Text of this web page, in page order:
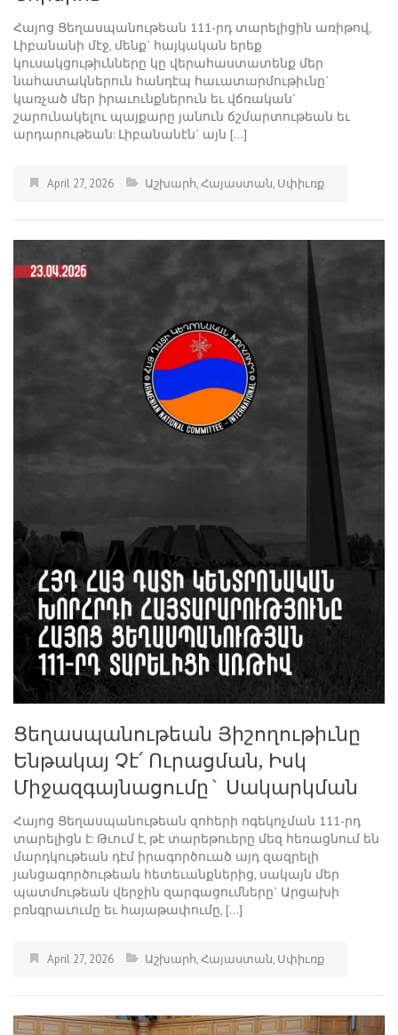
Հայոց Ցեղասպանութեան 111-րդ տարելիցին առիթով,
Լիբանանի մէջ, մենք` հայկական երեք
կուսակցութիւնները կը վերահաստատենք մեր
նահատակներուն հանդէպ հաւատարմութիւնը`
կառչած մեր իրաւունքներուն եւ վճռական`
շարունակելու պայքարը յանուն ճշմարտութեան եւ
արդարութեան: Լիբանանէն` այն […]
April 27, 2026 Աշխարհ,Հայաստան, Սփիւռք
Ցեղասպանութեան Յիշողութիւնը
Ենթակայ Չէ՛ Ուրացման, Իսկ
Միջազգայնացումը` Սակարկման
Հայոց Ցեղասպանութեան զոհերի ոգեկոչման 111-րդ
տարելիցն է: Թւում է, թէ տարեթուերը մեզ հեռացնում են
մարդկութեան դէմ իրագործուած այդ զազրելի
յանցագործութեան հետեւանքներից, սակայն մեր
պատմութեան վերջին զարգացումները` Արցախի
բռնգրաւումը եւ հայաթափումը, […]
April 27, 2026 Աշխարհ,Հայաստան, Սփիւռք